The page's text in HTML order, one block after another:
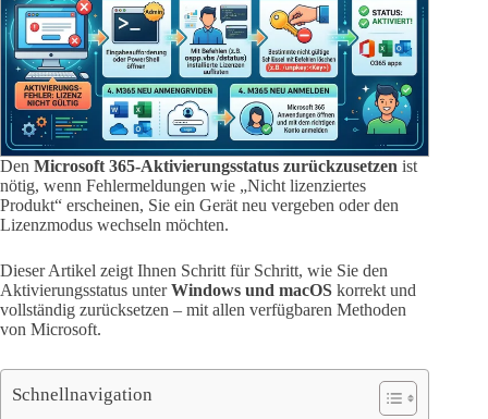
Den Microsoft 365-Aktivierungsstatus zurückzusetzen ist
nötig, wenn Fehlermeldungen wie „Nicht lizenziertes
Produkt“ erscheinen, Sie ein Gerät neu vergeben oder den
Lizenzmodus wechseln möchten.
Dieser Artikel zeigt Ihnen Schritt für Schritt, wie Sie den
Aktivierungsstatus unterWindows und macOS korrekt und
vollständig zurücksetzen – mit allen verfügbaren Methoden
von Microsoft.
Schnellnavigation